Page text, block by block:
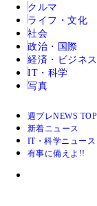
クルマ
ライフ・文化
社会
政治・国際
経済・ビジネス
IT・科学
写真
週プレNEWS TOP
新着ニュース
IT・科学ニュース
有事に備えよ!!